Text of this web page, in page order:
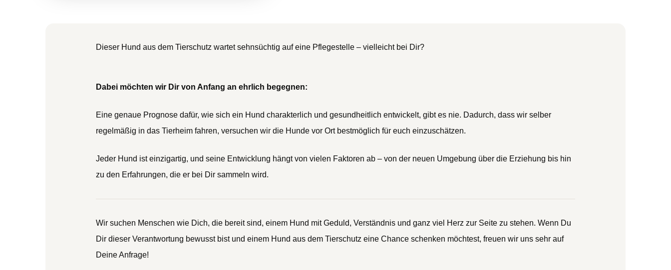
Dieser Hund aus dem Tierschutz wartet sehnsüchtig auf eine Pflegestelle – vielleicht bei Dir?
Dabei möchten wir Dir von Anfang an ehrlich begegnen:
Eine genaue Prognose dafür, wie sich ein Hund charakterlich und gesundheitlich entwickelt, gibt es nie. Dadurch, dass wir selber
regelmäßig in das Tierheim fahren, versuchen wir die Hunde vor Ort bestmöglich für euch einzuschätzen.
Jeder Hund ist einzigartig, und seine Entwicklung hängt von vielen Faktoren ab – von der neuen Umgebung über die Erziehung bis hin
zu den Erfahrungen, die er bei Dir sammeln wird.
Wir suchen Menschen wie Dich, die bereit sind, einem Hund mit Geduld, Verständnis und ganz viel Herz zur Seite zu stehen. Wenn Du
Dir dieser Verantwortung bewusst bist und einem Hund aus dem Tierschutz eine Chance schenken möchtest, freuen wir uns sehr auf
Deine Anfrage!